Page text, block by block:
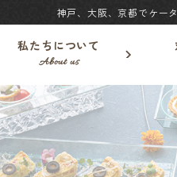
神戸、大阪、京都でケー
私たちについて
About us